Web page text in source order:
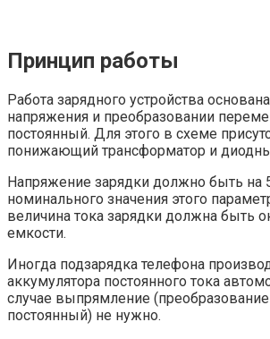
Принцип работы
Работа зарядного устройства
напряжения и преобразовании
постоянный. Для этого в схеме
понижающий трансформатор и
Напряжение зарядки должно быть на
номинального значения этого
величина тока зарядки должна быть
емкости.
Иногда подзарядка телефона
аккумулятора постоянного тока
случае выпрямление
постоянный) не нужно.